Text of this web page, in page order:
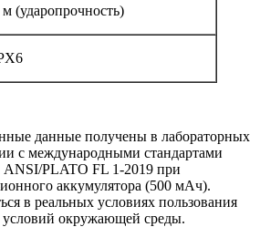
м (ударопрочность)
данные получены в лабораторных
с международными стандартами
ANSI/PLATO FL 1-2019 при
аккумулятора (500 мАч).
в реальных условиях пользования
условий окружающей среды.